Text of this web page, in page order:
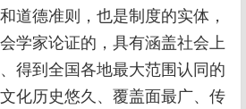
道德准则，也是制度的实体，
学家论证的，具有涵盖社会上
得到全国各地最大范围认同的
化历史悠久、覆盖面最广、传